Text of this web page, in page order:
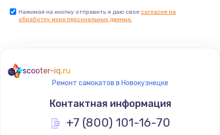
Нажимая на кнопку отправить я даю свое согласие на
обработку моих персональных данных.
scooter-iq.ru
Ремонт самокатов в Новокузнецке
Контактная информация
+7 (800) 101-16-70